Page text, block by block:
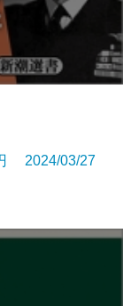
2024/03/27